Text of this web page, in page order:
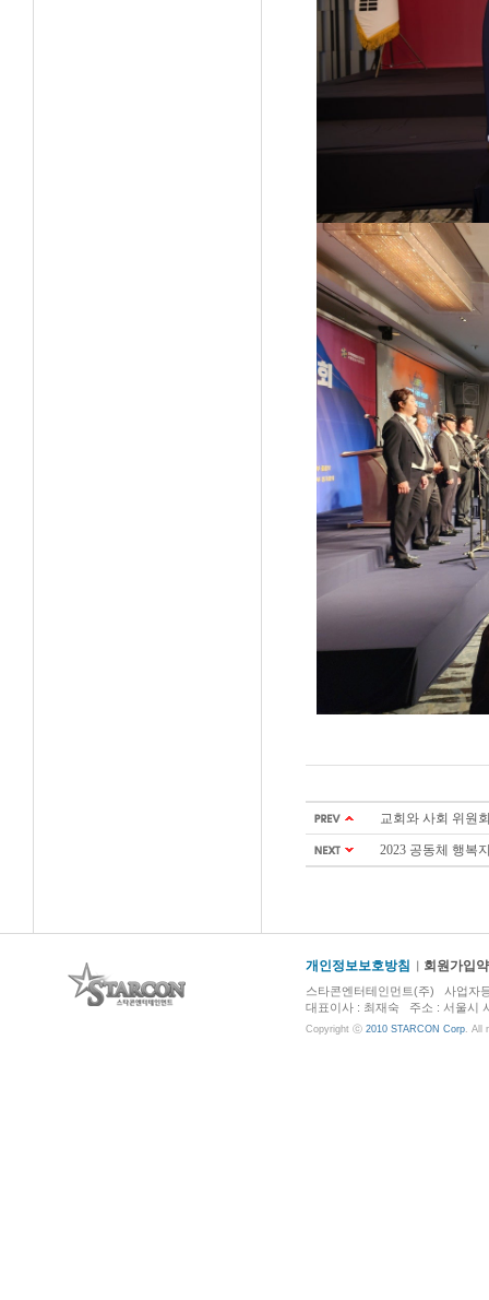
교회와 사회 위원
2023 공동체 행복
개인정보보호방침 회원가입
스타콘엔터테인먼트(주) 사업자
대표이사 : 최재숙 주소 : 서울시
Copyright ⓒ 2010 STARCON Corp. All